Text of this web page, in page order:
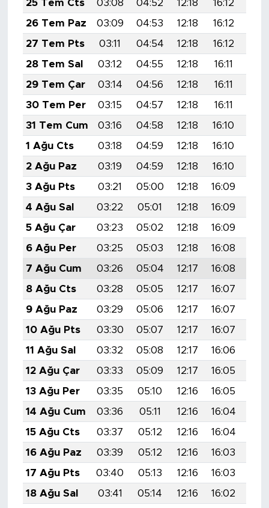
25 Tem Cts
03:08 04:52 12:18 16:12
26 Tem Paz
03:09 04:53 12:18 16:12
27 Tem Pts
03:11 04:54 12:18 16:12
28 Tem Sal
03:12 04:55 12:18 16:11
29 Tem Çar
03:14 04:56 12:18 16:11
30 Tem Per
03:15 04:57 12:18 16:11
31 Tem Cum
03:16 04:58 12:18 16:10
1 Ağu Cts
03:18 04:59 12:18 16:10
2 Ağu Paz
03:19 04:59 12:18 16:10
3 Ağu Pts
03:21 05:00 12:18 16:09
4 Ağu Sal
03:22 05:01 12:18 16:09
5 Ağu Çar
03:23 05:02 12:18 16:09
6 Ağu Per
03:25 05:03 12:18 16:08
7 Ağu Cum
03:26 05:04 12:17 16:08
8 Ağu Cts
03:28 05:05 12:17 16:07
9 Ağu Paz
03:29 05:06 12:17 16:07
10 Ağu Pts
03:30 05:07 12:17 16:07
11 Ağu Sal
03:32 05:08 12:17 16:06
12 Ağu Çar
03:33 05:09 12:17 16:05
13 Ağu Per
03:35 05:10 12:16 16:05
14 Ağu Cum
03:36 05:11 12:16 16:04
15 Ağu Cts
03:37 05:12 12:16 16:04
16 Ağu Paz
03:39 05:12 12:16 16:03
17 Ağu Pts
03:40 05:13 12:16 16:03
18 Ağu Sal
03:41 05:14 12:16 16:02